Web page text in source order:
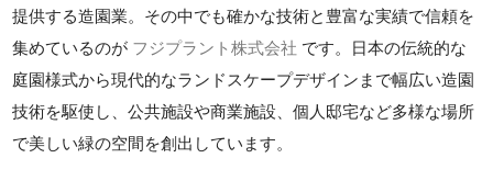
提供する造園業。その中でも確かな技術と豊富な実績で信頼を
集めているのが フジプラント株式会社 です。日本の伝統的な
庭園様式から現代的なランドスケープデザインまで幅広い造園
技術を駆使し、公共施設や商業施設、個人邸宅など多様な場所
で美しい緑の空間を創出しています。